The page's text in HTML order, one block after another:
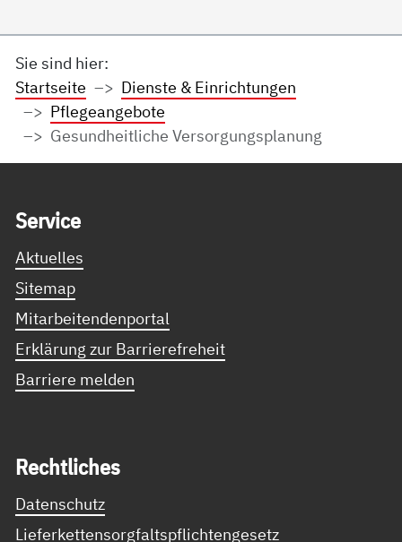
Sie sind hier:
Startseite
Dienste & Einrichtungen
Pflegeangebote
Gesundheitliche Versorgungsplanung
Ser­vice
Aktuelles
Sitemap
Mitarbeitendenportal
Erklärung zur Barrierefreheit
Barriere melden
Recht­li­ches
Datenschutz
Lieferkettensorgfaltspflichtengesetz